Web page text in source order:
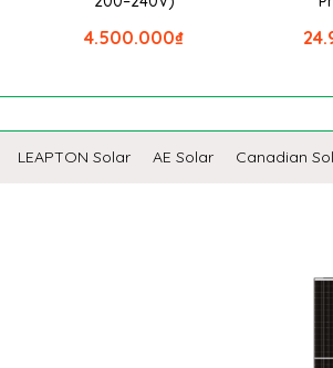
₫
4.500.000
LEAPTON Solar AE Solar Canadian